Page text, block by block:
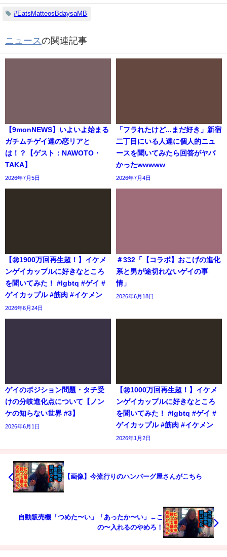
#EatsMatteosBdaysaMB
ニュースの関連記事
【9monNEWS】いよいよ始まる
ガチムチゲイ達の恋リアと
は！？【ゲスト：NAWOTO・
TAKA】
2026年7月5日
「フラれたけど...まだ好き」新宿
二丁目にいる人達に個人的ニュ
ースを聞いてみたら回答がヤバ
かったwwwww
2026年7月4日
【㊗️1900万回再生超！】イケメ
ンゲイカップルに好きなところ
を聞いてみた！ #lgbtq #ゲイ #
ゲイカップル #筋肉 #イケメン
2026年6月24日
＃332「【コラボ】おこげの進化
系と男が途切れないゲイの事
情」
2026年6月18日
ゲイのポジション問題・タチ受
けの分岐進化点について【ノン
ケの知らない世界 #3】
2026年6月1日
【㊗️1000万回再生超！】イケメ
ンゲイカップルに好きなところ
を聞いてみた！ #lgbtq #ゲイ #
ゲイカップル #筋肉 #イケメン
2026年1月2日
【画像】今流行りのハンバーグ屋さんがこちら
自動販売機「つめた〜い」「あったか〜い」←こ
の〜入れるのやめろ！